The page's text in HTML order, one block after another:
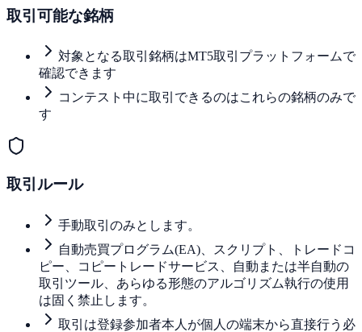
取引可能な銘柄
対象となる取引銘柄はMT5取引プラットフォームで
確認できます
コンテスト中に取引できるのはこれらの銘柄のみで
す
取引ルール
手動取引のみとします。
自動売買プログラム(EA)、スクリプト、トレードコ
ピー、コピートレードサービス、自動または半自動の
取引ツール、あらゆる形態のアルゴリズム執行の使用
は固く禁止します。
取引は登録参加者本人が個人の端末から直接行う必